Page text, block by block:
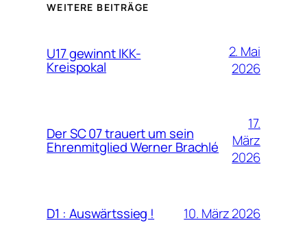
WEITERE BEITRÄGE
U17 gewinnt IKK-
Kreispokal
2. Mai
2026
Der SC 07 trauert um sein
Ehrenmitglied Werner Brachlé
17.
März
2026
D1 : Auswärtssieg ! 10. März 2026